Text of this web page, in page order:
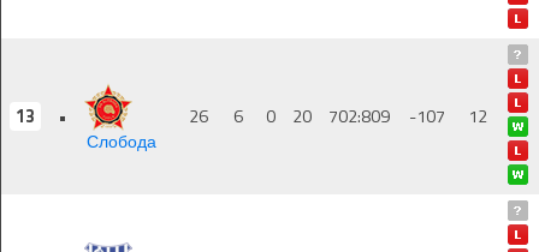
13
•
Слобода
26 6 0 20 702:809 -107 12